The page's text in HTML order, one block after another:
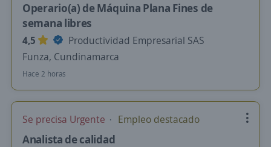
Operario(a) de Máquina Plana Fines de
semana libres
4,5
Productividad Empresarial SAS
Funza, Cundinamarca
Hace 2 horas
Se precisa Urgente Empleo destacado
Analista de calidad